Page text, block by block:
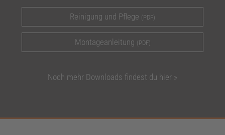
Reinigung und Pflege (PDF)
Montageanleitung (PDF)
Noch mehr Downloads findest du hier »